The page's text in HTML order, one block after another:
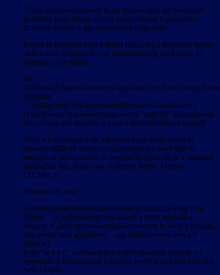
Végül aztán megoldódott és ha minden igaz így bármilyen
probléma megoldható ezzel a magyarítással kapcsolatban.
(Linuxos verziót is igy mókolhatod magyarrá)
Fogod és kibontod a két kabinet fájlt(.cab) a megfelelő helyre
akár winrar-al (linuxon nem bontottam még ezt a típust de
felteszem a tar tudja).
Ide:
C:/Users/[Felhasználóneved]/AppData/LocalLow/
(Ubuntu:
~/.config/unity3d/CampoSanto/Firewatch/Localization),
(Más linuxon is gondolom ugyanez a “unity3d” kihagyásával
hacsaknem más disztrón is ezzel a felülettel kínzod magad)
Mind a két csomagot ide kibontod majd megkeresed az
ugyanitt található SupportedLanguages.loc nevű fájlt és
megnyitod szerkesztésre pl notepad-al (gedit-el) és a tartalmát
módosítod úgy, hogy csak ez legyen benne: Magyar
(.f.i.)|.hu_fi
Elmented és kész.
További problémát okozhat (nekem pl okozott), hogy még
1366x… os felbontásban sem látszik a többi nyelvtől a
magyar. A játék nyelvválasztójában annyira le kerül a listában,
ami persze nem görgethető… (ez természetesen nem a ti
hibátok)
Ergo “w a s d” -vel navigálsz a nyelválasztóra majd az s-t
nyomigálva kiválasztható a magyar nyelv is ami már nem fért
bele a képbe..